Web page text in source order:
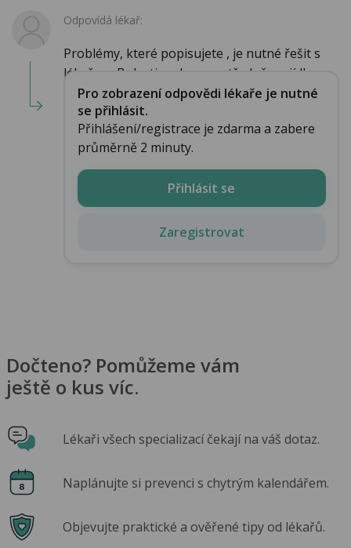
Odpovídá lékař:
Problémy, které popisujete , je nutné řešit s
lékařem. Bolesti po bezprostředně po jídle ...
Pro zobrazení odpovědi lékaře je nutné
se přihlásit.
Přihlášení/registrace je zdarma a zabere
průměrně 2 minuty.
Přihlásit se
Zaregistrovat
Dočteno? Pomůžeme vám
ještě o kus víc.
Lékaři všech specializací čekají na váš dotaz.
Naplánujte si prevenci s chytrým kalendářem.
Objevujte praktické a ověřené tipy od lékařů.